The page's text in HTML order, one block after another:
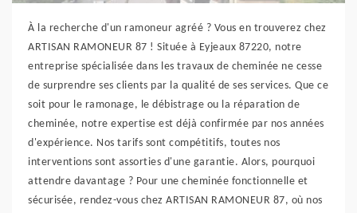
À la recherche d'un ramoneur agréé ? Vous en trouverez chez
ARTISAN RAMONEUR 87 ! Située à Eyjeaux 87220, notre
entreprise spécialisée dans les travaux de cheminée ne cesse
de surprendre ses clients par la qualité de ses services. Que ce
soit pour le ramonage, le débistrage ou la réparation de
cheminée, notre expertise est déjà confirmée par nos années
d'expérience. Nos tarifs sont compétitifs, toutes nos
interventions sont assorties d'une garantie. Alors, pourquoi
attendre davantage ? Pour une cheminée fonctionnelle et
sécurisée, rendez-vous chez ARTISAN RAMONEUR 87, où nos